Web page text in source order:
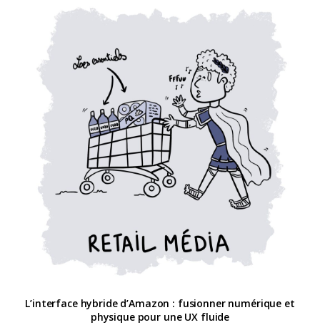
L’interface hybride d’Amazon : fusionner numérique et
physique pour une UX fluide